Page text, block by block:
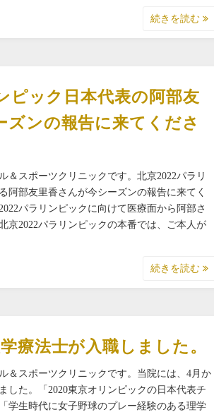
続きを読む
ピック日本代表の阿部友
ズンの報告に来てくださ
＆スポーツクリニックです。北京2022パラリ
阿部友里香さんが今シーズンの報告に来てく
パラリンピックに向けて医療面から阿部さ
京2022パラリンピックの本番では、ご本人が
続きを読む
療法士が入職しました。
＆スポーツクリニックです。当院には、4月か
した。「2020東京オリンピックの日本代表チ
学生時代に女子野球のプレー経験のある理学